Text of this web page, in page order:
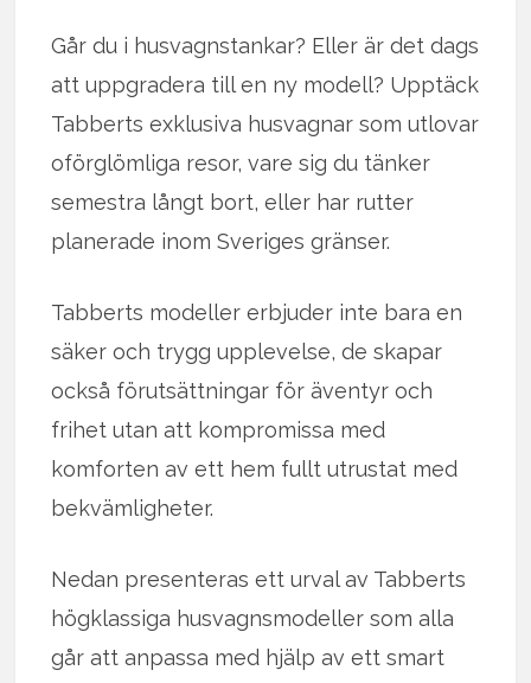
Går du i husvagnstankar? Eller är det dags
att uppgradera till en ny modell? Upptäck
Tabberts exklusiva husvagnar som utlovar
oförglömliga resor, vare sig du tänker
semestra långt bort, eller har rutter
planerade inom Sveriges gränser.
Tabberts modeller erbjuder inte bara en
säker och trygg upplevelse, de skapar
också förutsättningar för äventyr och
frihet utan att kompromissa med
komforten av ett hem fullt utrustat med
bekvämligheter.
Nedan presenteras ett urval av Tabberts
högklassiga husvagnsmodeller som alla
går att anpassa med hjälp av ett smart